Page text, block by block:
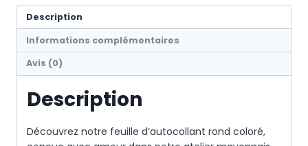
Description
Informations complémentaires
Avis (0)
Description
Découvrez notre feuille d’autocollant rond coloré,